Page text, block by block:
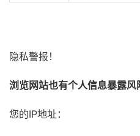
隐私警报！
浏览网站也有个人信息暴露风
您的IP地址：